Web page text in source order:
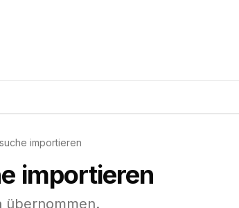
importieren
importieren
übernommen.